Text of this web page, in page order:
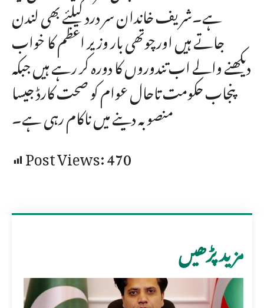
ہے۔شریف خاندان سر درد کیلئے بھی لندن
جاتے ہیں اورچوتھی بار وزیر اعظم کا خواب
دیکھنے والے اب تندوروں کا دورہ کر رہے ہیں جبکہ
پنجاب حکومت تاحال عوام کو صحت کارڈ جیسا
منصوبہ دینے میں ناکام رہی ہے۔
Post Views:470
مزید پڑھیں